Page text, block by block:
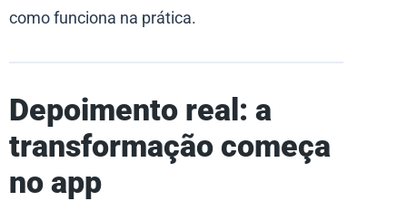
como funciona na prática.
Depoimento real: a
transformação começa
no app